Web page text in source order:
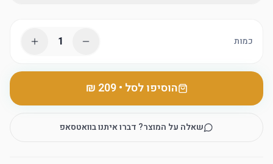
כמות 1
הוסיפו לסל •
‏209 ₪
שאלה על המוצר? דברו איתנו בוואטסאפ